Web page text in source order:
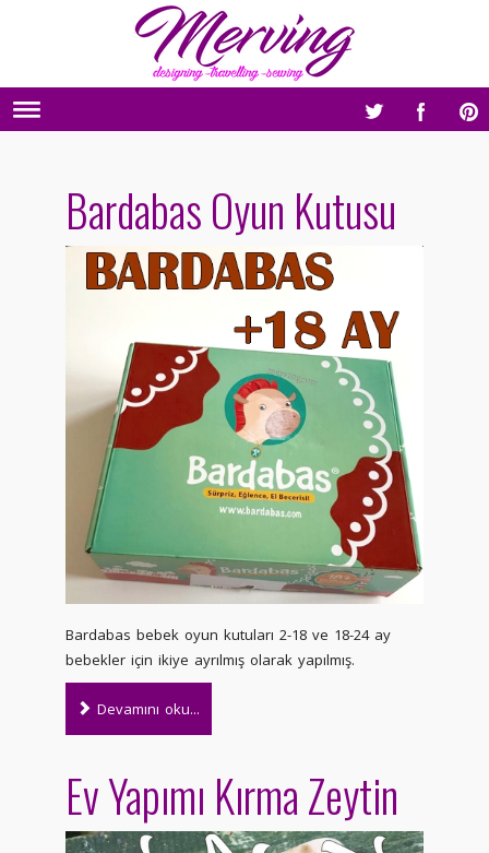
Bardabas Oyun Kutusu
Bardabas bebek oyun kutuları 2-18 ve 18-24 ay
bebekler için ikiye ayrılmış olarak yapılmış.
Devamını oku...
Ev Yapımı Kırma Zeytin